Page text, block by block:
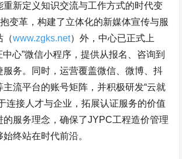
重新定义知识交流与工作方式的时代变
变革，构建了立体化的新媒体宣传与服
（www.zgks.net）外，中心已正式上
中心”微信小程序，提供从报名、咨询到
服务。同时，运营覆盖微信、微博、抖
主流平台的账号矩阵，并积极研发“云就
连接人才与企业，拓展认证服务的价值
的服务理念，确保了JYPC工程造价管理
终站在时代前沿。